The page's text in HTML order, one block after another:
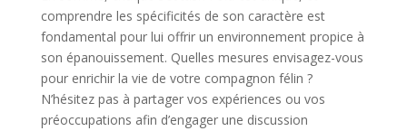
comprendre les spécificités de son caractère est
fondamental pour lui offrir un environnement propice à
son épanouissement. Quelles mesures envisagez-vous
pour enrichir la vie de votre compagnon félin ?
N’hésitez pas à partager vos expériences ou vos
préoccupations afin d’engager une discussion